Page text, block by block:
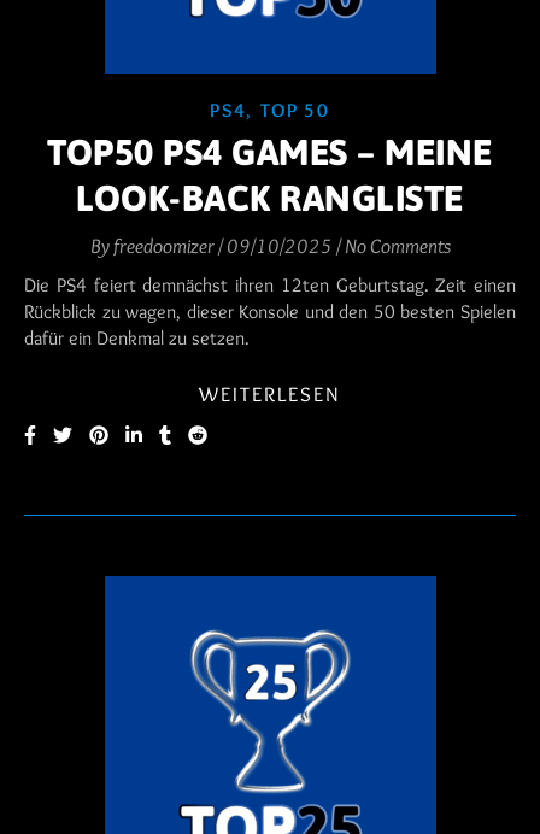
PS4,TOP 50
TOP50 PS4 GAMES – MEINE
LOOK-BACK RANGLISTE
Byfreedoomizer/ 09/10/2025 / No Comments
Die PS4 feiert demnächst ihren 12ten Geburtstag. Zeit einen
Rückblick zu wagen, dieser Konsole und den 50 besten Spielen
dafür ein Denkmal zu setzen.
WEITERLESEN